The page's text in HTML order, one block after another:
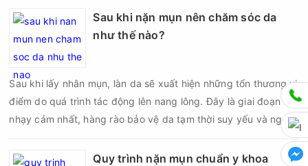
nên nghiêm trọng hơn, làm tăng nguy cơ nhiễm trùng, để lại
thâm hoặc sẹo khó phục hồi.
Sau khi nặn mụn nên chăm sóc da
như thế nào?
Sau khi lấy nhân mụn, làn da sẽ xuất hiện những tổn thương vi
điểm do quá trình tác động lên nang lông. Đây là giai đoạn da
nhạy cảm nhất, hàng rào bảo vệ da tạm thời suy yếu và nguy
cơ viêm nhiễm, thâm sau mụn hoặc hình thành sẹo sẽ tăng lên
nếu chăm sóc không đúng cách. Chính vì vậy, việc chăm sóc
Quy trình nặn mụn chuẩn y khoa